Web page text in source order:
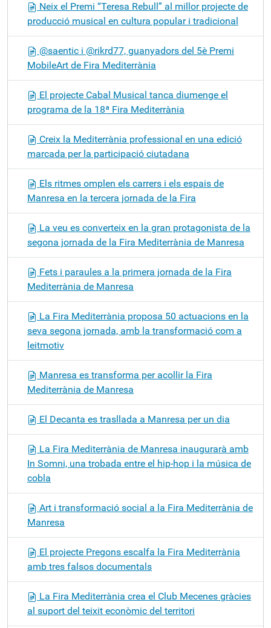
Neix el Premi “Teresa Rebull” al millor projecte de
producció musical en cultura popular i tradicional
@saentic i @rikrd77, guanyadors del 5è Premi
MobileArt de Fira Mediterrània
El projecte Cabal Musical tanca diumenge el
programa de la 18ª Fira Mediterrània
Creix la Mediterrània professional en una edició
marcada per la participació ciutadana
Els ritmes omplen els carrers i els espais de
Manresa en la tercera jornada de la Fira
La veu es converteix en la gran protagonista de la
segona jornada de la Fira Mediterrània de Manresa
Fets i paraules a la primera jornada de la Fira
Mediterrània de Manresa
La Fira Mediterrània proposa 50 actuacions en la
seva segona jornada, amb la transformació com a
leitmotiv
Manresa es transforma per acollir la Fira
Mediterrània de Manresa
El Decanta es trasllada a Manresa per un dia
La Fira Mediterrània de Manresa inaugurarà amb
In Somni, una trobada entre el hip-hop i la música de
cobla
Art i transformació social a la Fira Mediterrània de
Manresa
El projecte Pregons escalfa la Fira Mediterrània
amb tres falsos documentals
La Fira Mediterrània crea el Club Mecenes gràcies
al suport del teixit econòmic del territori